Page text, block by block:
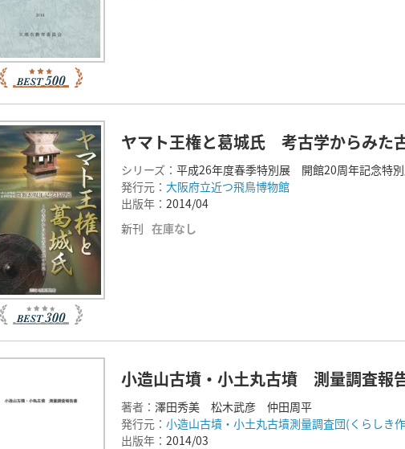
ヤマト王権と葛城氏 考古学からみた
シリーズ： 平成26年度春季特別展 開館20周年記念特
発行元： 大阪府立近つ飛鳥博物館
出版年： 2014/04
新刊 在庫なし
小造山古墳・小土丸古墳 測量調査報
著者： 澤田秀美 松木武彦 仲田周平
発行元： 小造山古墳・小土丸古墳測量調査団(くらしき
出版年： 2014/03